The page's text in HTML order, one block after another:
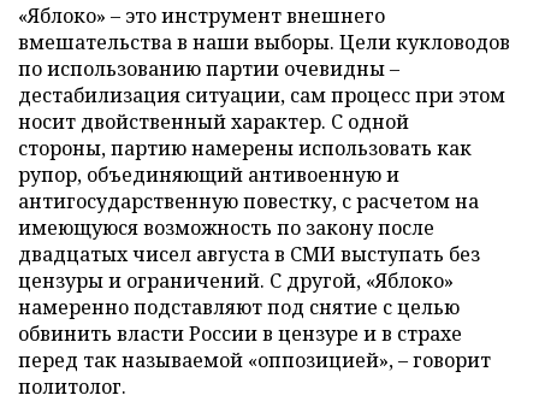
«Яблоко» – это инструмент внешнего
вмешательства в наши выборы. Цели кукловодов
по использованию партии очевидны –
дестабилизация ситуации, сам процесс при этом
носит двойственный характер. С одной
стороны, партию намерены использовать как
рупор, объединяющий антивоенную и
антигосударственную повестку, с расчетом на
имеющуюся возможность по закону после
двадцатых чисел августа в СМИ выступать без
цензуры и ограничений. С другой, «Яблоко»
намеренно подставляют под снятие с целью
обвинить власти России в цензуре и в страхе
перед так называемой «оппозицией», – говорит
политолог.